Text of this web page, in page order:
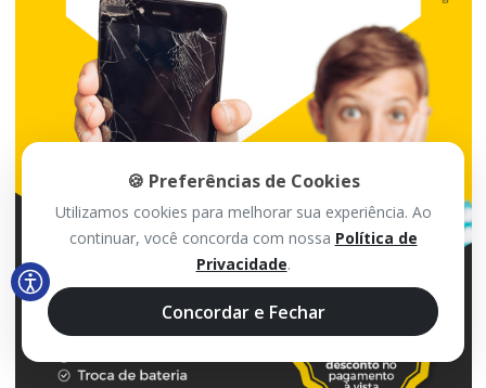
🍪 Preferências de Cookies
Utilizamos cookies para melhorar sua experiência. Ao
continuar, você concorda com nossa Política de
Privacidade.
Concordar e Fechar